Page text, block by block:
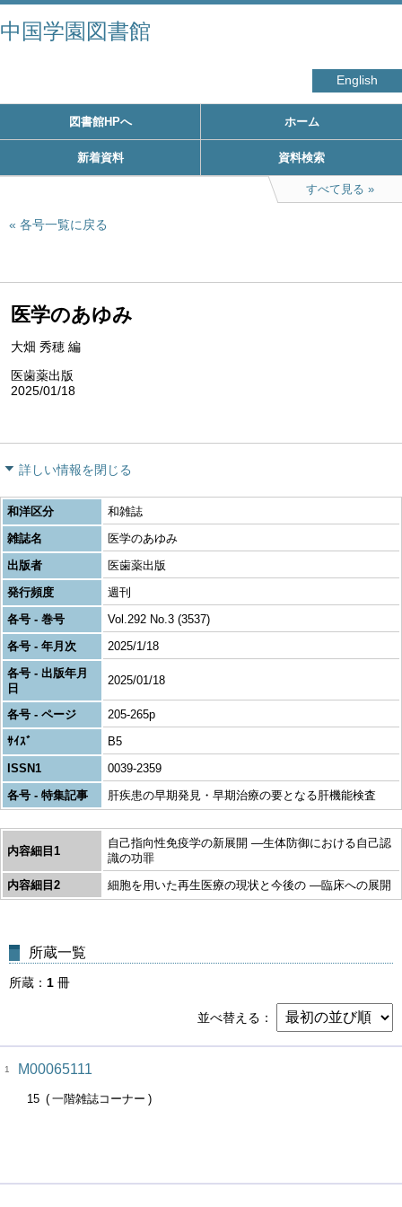
中国学園図書館
English
図書館HPへ ホーム
新着資料 資料検索
すべて見る
各号一覧に戻る
医学のあゆみ
大畑 秀穂 編
医歯薬出版
2025/01/18
詳しい情報を閉じる
和洋区分
和雑誌
雑誌名
医学のあゆみ
出版者
医歯薬出版
発行頻度
週刊
各号 - 巻号
Vol.292 No.3 (3537)
各号 - 年月次
2025/1/18
各号 - 出版年月
日
2025/01/18
各号 - ページ
205-265p
ｻｲｽﾞ
B5
ISSN1
0039-2359
各号 - 特集記事
肝疾患の早期発見・早期治療の要となる肝機能検査
内容細目1
自己指向性免疫学の新展開 ―生体防御における自己認
識の功罪
内容細目2
細胞を用いた再生医療の現状と今後の ―臨床への展開
所蔵一覧
所蔵 1 冊
並べ替える
1 M00065111
15 一階雑誌コーナー